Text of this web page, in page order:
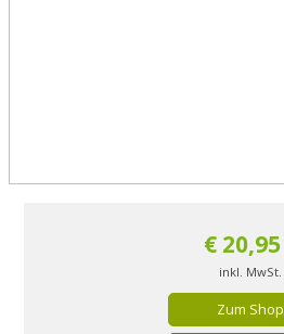
€ 20,95
inkl. MwSt.
Zum Shop